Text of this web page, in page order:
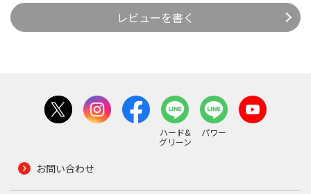
レビューを書く
ハード&
グリーン
パワー
お問い合わせ